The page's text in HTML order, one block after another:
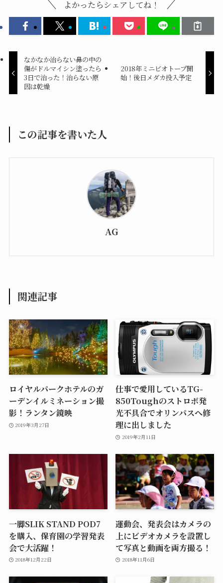
よかったらシェアしてね！
なかなか治らない鼻の中の
傷がドルマイシン塗ったら
3日で治った！治らない原
因は乾燥
2018年ミニビオトープ開
始！後日メダカ投入予定
この記事を書いた人
AG
関連記事
ロイヤルパークホテルのガ
ーデンイルミネーション撮
影！ランタン鏡映
2019年3月27日
仕事で愛用しているTG-
850Toughのストロボ発
光不具合でオリンパスへ修
理に出しました
2019年2月11日
一脚SLIK STAND POD7
を購入、保育園の学習発表
会で大活躍！
2018年12月22日
運動会、発表会はカメラの
上にビデオカメラを設置し
て写真と動画を両方撮る！
2018年11月6日